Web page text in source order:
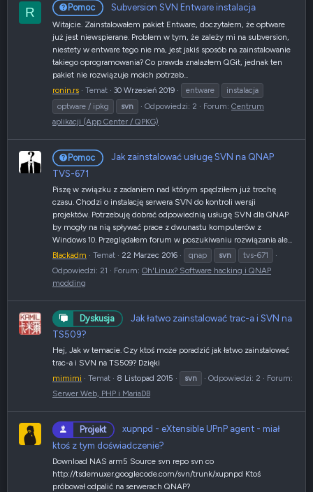
R Pomoc Subversion SVN Entware instalacja
Witajcie. Zainstalowałem pakiet Entware, doczytałem, że optware
już jest niewspierane. Problem w tym, że zależy mi na subversion,
niestety w entware tego nie ma, jest jakiś sposób na zainstalowanie
takiego oprogramowania? Co prawda znalazłem QGit, jednak ten
pakiet nie rozwiązuje moich potrzeb...
ronin.rs
Temat 30 Wrzesień 2019 entware
instalacja
optware / ipkg
svn Odpowiedzi: 2 Forum: Centrum
aplikacji (App Center / QPKG)
Pomoc
Jak zainstalować usługę SVN na QNAP
TVS-671
Piszę w związku z zadaniem nad którym spędziłem już trochę
czasu. Chodzi o instalację serwera SVN do kontroli wersji
projektów. Potrzebuję dobrać odpowiednią usługę SVN dla QNAP
by mogły na nią spływać prace z dwunastu komputerów z
Windows 10. Przeglądałem forum w poszukiwaniu rozwiązania ale...
Blackadm
Temat 22 Marzec 2016 qnap svn
tvs-671
Odpowiedzi: 21
Forum: Oh'Linux? Software hacking i QNAP
modding
Dyskusja
Jak łatwo zainstalować trac-a i SVN na
TS509?
Hej, Jak w temacie. Czy ktoś może poradzić jak łatwo zainstalować
trac-a i SVN na TS509? Dzięki
mimimi
Temat 8 Listopad 2015 svn Odpowiedzi: 2
Forum:
Serwer Web, PHP i MariaDB
Projekt
xupnpd - eXtensible UPnP agent - miał
ktoś z tym doświadczenie?
Download NAS arm5 Source svn repo svn co
http://tsdemuxer.googlecode.com/svn/trunk/xupnpd Ktoś
próbował odpalić na serwerach QNAP?